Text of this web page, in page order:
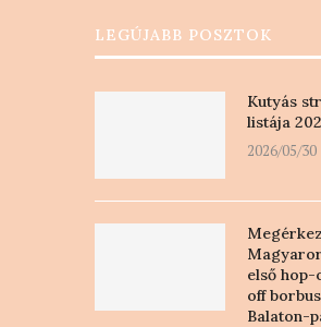
LEGÚJABB POSZTOK
Kutyás
listája
2026/05/30
első hop-
off
Balaton-